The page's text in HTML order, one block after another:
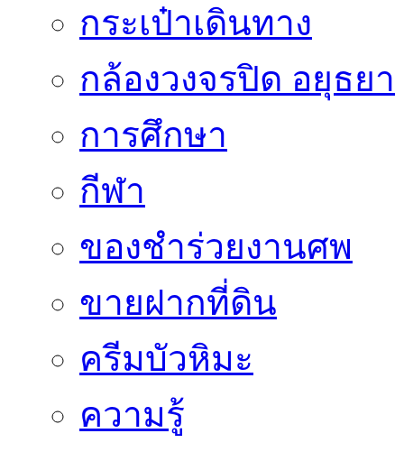
กระเป๋าเดินทาง
กล้องวงจรปิด อยุธยา
การศึกษา
กีฬา
ของชำร่วยงานศพ
ขายฝากที่ดิน
ครีมบัวหิมะ
ความรู้